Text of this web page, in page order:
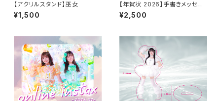
【アクリルスタンド】巫女
¥1,500
【年賀状 2026】手書きメッセー
ジ入り
¥2,500